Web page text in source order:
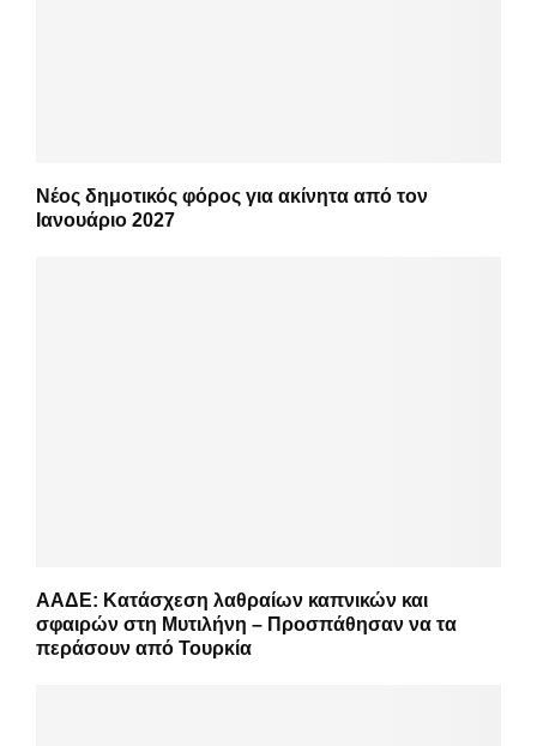
Νέος δημοτικός φόρος για ακίνητα από τον
Ιανουάριο 2027
ΑΑΔΕ: Κατάσχεση λαθραίων καπνικών και
σφαιρών στη Μυτιλήνη – Προσπάθησαν να τα
περάσουν από Τουρκία